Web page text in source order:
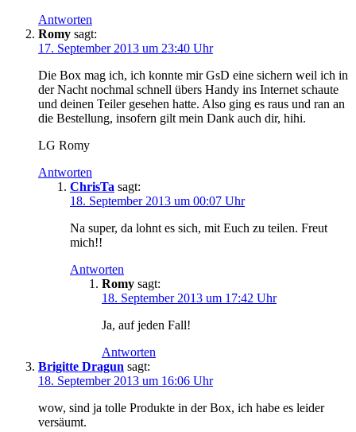
Antworten
Romy sagt:
17. September 2013 um 23:40 Uhr
Die Box mag ich, ich konnte mir GsD eine sichern weil ich in
der Nacht nochmal schnell übers Handy ins Internet schaute
und deinen Teiler gesehen hatte. Also ging es raus und ran an
die Bestellung, insofern gilt mein Dank auch dir, hihi.
LG Romy
Antworten
ChrisTa sagt:
18. September 2013 um 00:07 Uhr
Na super, da lohnt es sich, mit Euch zu teilen. Freut
mich!!
Antworten
Romy sagt:
18. September 2013 um 17:42 Uhr
Ja, auf jeden Fall!
Antworten
Brigitte Dragun sagt:
18. September 2013 um 16:06 Uhr
wow, sind ja tolle Produkte in der Box, ich habe es leider
versäumt.